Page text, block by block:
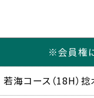
※会員権
若海コース（18H）捻